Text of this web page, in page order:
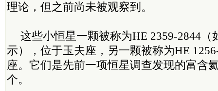
理论，但之前尚未被观察到。
这些小恒星一颗被称为HE 2359-2844（
示），位于玉夫座，另一颗被称为HE
座。它们是先前一项恒星调查发现的富含
个。